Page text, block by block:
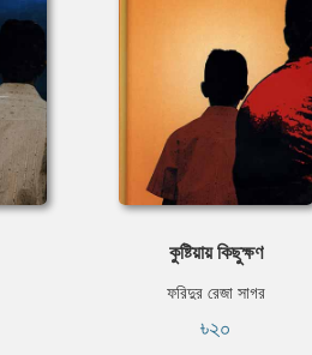
কুষ্টিয়ায় কিছুক্ষণ
ফরিদুর রেজা সাগর
৳২০